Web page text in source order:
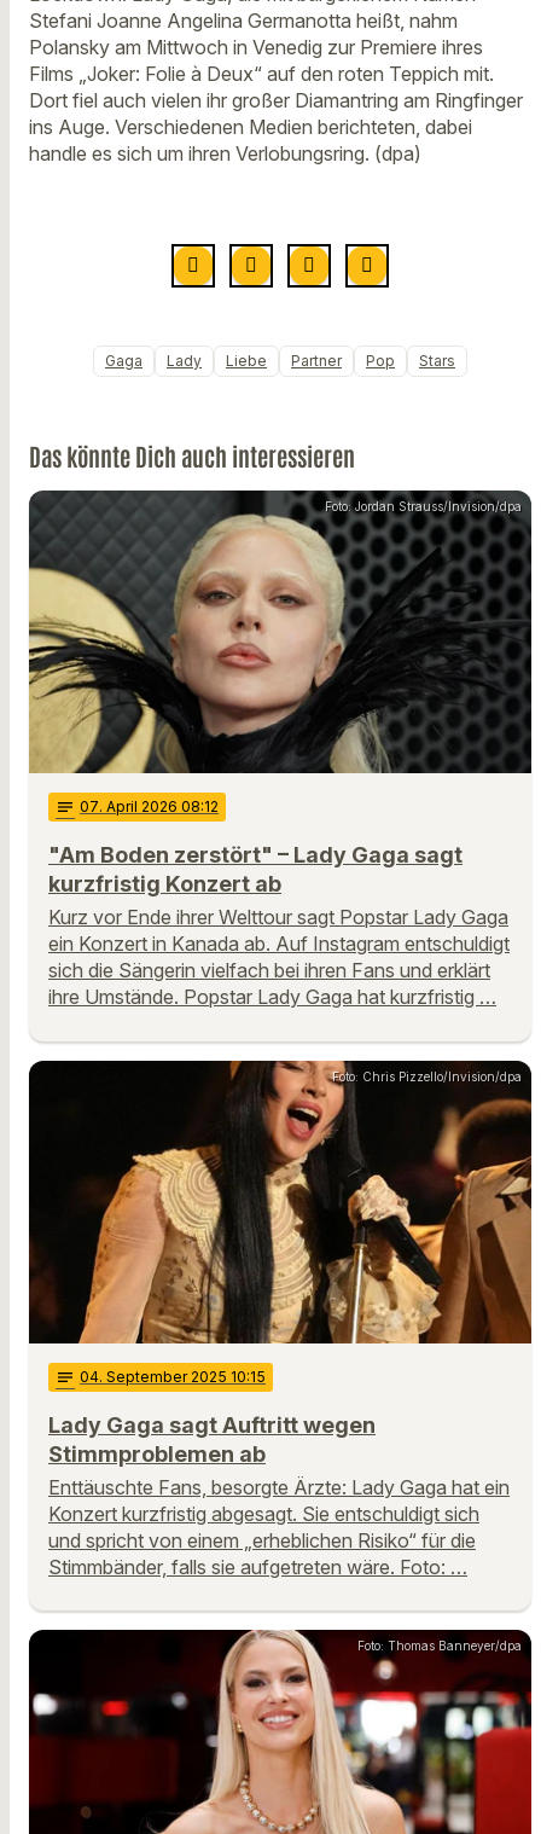
Stefani Joanne Angelina Germanotta heißt, nahm
Polansky am Mittwoch in Venedig zur Premiere ihres
Films „Joker: Folie à Deux“ auf den roten Teppich mit.
Dort fiel auch vielen ihr großer Diamantring am Ringfinger
ins Auge. Verschiedenen Medien berichteten, dabei
handle es sich um ihren Verlobungsring. (dpa)
Gaga Lady Liebe Partner Pop Stars
Das könnte Dich auch interessieren
Foto: Jordan Strauss/Invision/dpa
notes 07. April 2026 08:12
"Am Boden zerstört" – Lady Gaga sagt
kurzfristig Konzert ab
Kurz vor Ende ihrer Welttour sagt Popstar Lady Gaga
ein Konzert in Kanada ab. Auf Instagram entschuldigt
sich die Sängerin vielfach bei ihren Fans und erklärt
ihre Umstände. Popstar Lady Gaga hat kurzfristig …
Foto: Chris Pizzello/Invision/dpa
notes 04. September 2025 10:15
Lady Gaga sagt Auftritt wegen
Stimmproblemen ab
Enttäuschte Fans, besorgte Ärzte: Lady Gaga hat ein
Konzert kurzfristig abgesagt. Sie entschuldigt sich
und spricht von einem „erheblichen Risiko“ für die
Stimmbänder, falls sie aufgetreten wäre. Foto: …
Foto: Thomas Banneyer/dpa